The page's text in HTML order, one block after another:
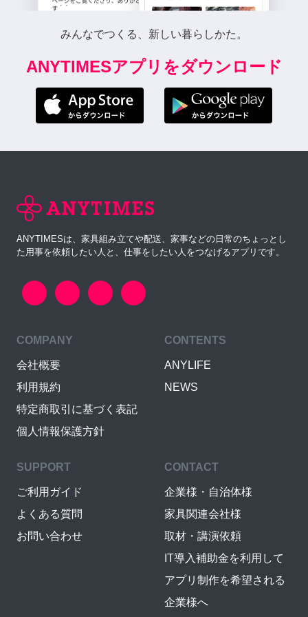
みんなでつくる、新しい暮らしかた。
ANYTIMESアプリをダウンロード
ANYTIMESは、家具組み立てや配送、家事などの日常のちょっとし
た用事を依頼したい人と、仕事をしたい人をつなげるアプリです。
COMPANY
会社概要
利用規約
特定商取引に基づく表記
個人情報保護方針
CONTENTS
ANYLIFE
NEWS
SUPPORT
ご利用ガイド
よくある質問
お問い合わせ
CONTACT
企業様・自治体様
家具関連会社様
取材・講演依頼
IT導入補助金を利用して
アプリ制作を希望される
企業様へ